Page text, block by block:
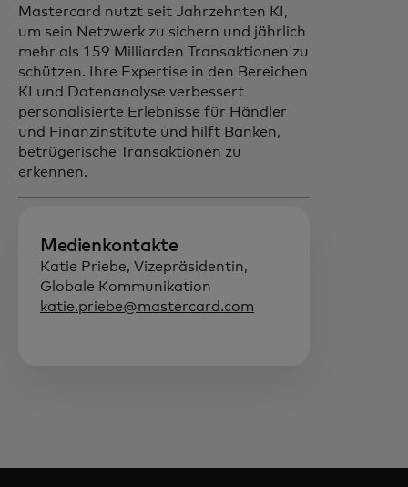
Mastercard nutzt seit Jahrzehnten KI,
um sein Netzwerk zu sichern und jährlich
mehr als 159 Milliarden Transaktionen zu
schützen. Ihre Expertise in den Bereichen
KI und Datenanalyse verbessert
personalisierte Erlebnisse für Händler
und Finanzinstitute und hilft Banken,
betrügerische Transaktionen zu
erkennen.
Medienkontakte
Katie Priebe, Vizepräsidentin,
Globale Kommunikation
katie.priebe@mastercard.com